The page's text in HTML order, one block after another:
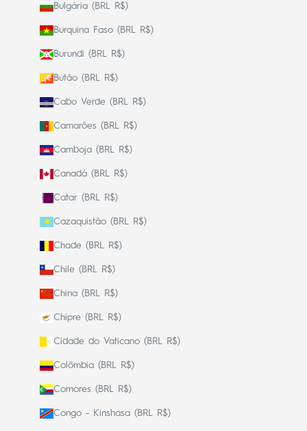
Bulgária (BRL R$)
Burquina Faso (BRL R$)
Burundi (BRL R$)
Butão (BRL R$)
Cabo Verde (BRL R$)
Camarões (BRL R$)
Camboja (BRL R$)
Canadá (BRL R$)
Catar (BRL R$)
Cazaquistão (BRL R$)
Chade (BRL R$)
Chile (BRL R$)
China (BRL R$)
Chipre (BRL R$)
Cidade do Vaticano (BRL R$)
Colômbia (BRL R$)
Comores (BRL R$)
Congo - Kinshasa (BRL R$)